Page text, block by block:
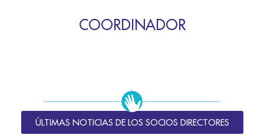
COORDINADOR
ÚLTIMAS NOTICIAS DE LOS SOCIOS DIRECTORES